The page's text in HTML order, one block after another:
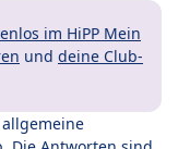
im HiPP Mein
und deine Club-